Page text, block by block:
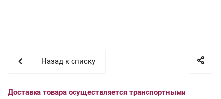
Назад к списку
Доставка товара осуществляется транспортными